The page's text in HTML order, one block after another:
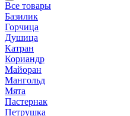
Все товары
Базилик
Горчица
Душица
Катран
Кориандр
Майоран
Мангольд
Мята
Пастернак
Петрушка